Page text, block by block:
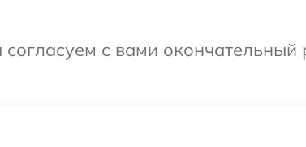
с вами окончательный